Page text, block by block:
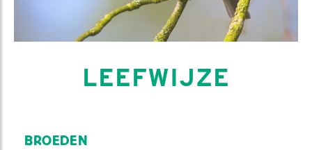
LEEFWIJZE
BROEDEN